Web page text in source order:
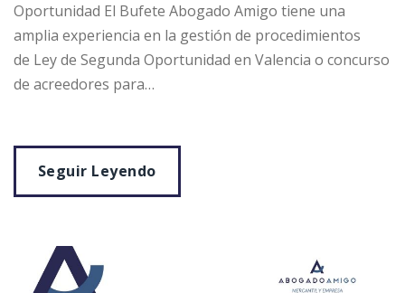
Oportunidad El Bufete Abogado Amigo tiene una
amplia experiencia en la gestión de procedimientos
de Ley de Segunda Oportunidad en Valencia o concurso
de acreedores para…
Seguir Leyendo